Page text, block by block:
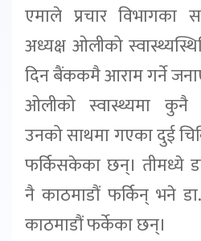
एमाले प्रचार विभागका
अध्यक्ष ओलीको
दिन बैंककमै आराम गर्ने
ओलीको स्वास्थ्यमा कुनै
उनको साथमा गएका दुई
फर्किसकेका छन्। तीमध्ये
नै काठमाडौं फर्किन् भने
काठमाडौं फर्केका छन्।